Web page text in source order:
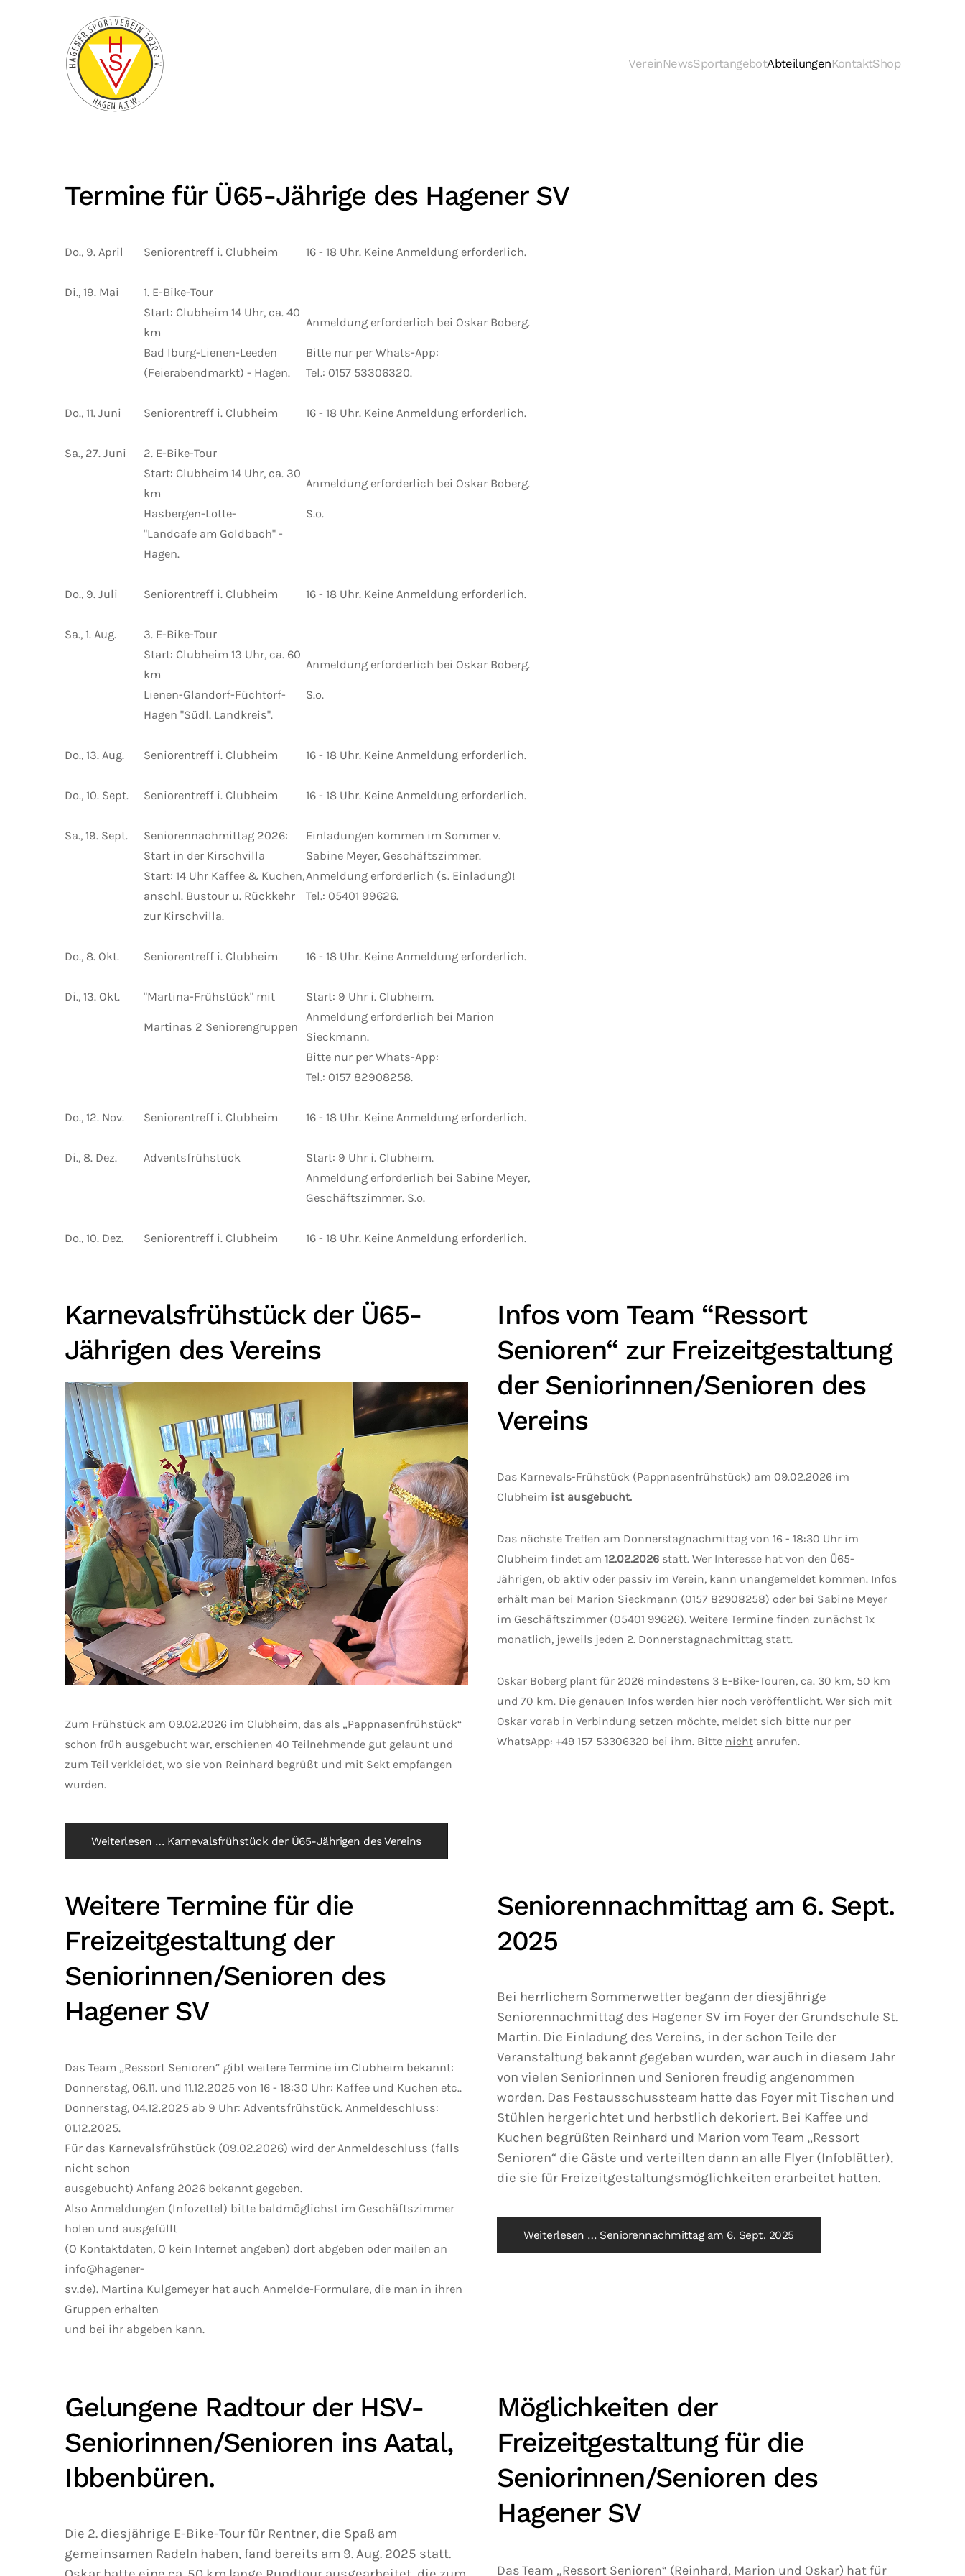
Zum Hauptinhalt springen
VereinNewsSportangebotAbteilungenKontaktShop
Termine für Ü65-Jährige des Hagener SV
Do., 9. April Seniorentreff i. Clubheim 16 - 18 Uhr. Keine Anmeldung erforderlich.
Di., 19. Mai
1. E-Bike-Tour
Start: Clubheim 14 Uhr, ca. 40
km
Anmeldung erforderlich bei Oskar Boberg.
Bad Iburg-Lienen-Leeden
Bitte nur per Whats-App:
(Feierabendmarkt) - Hagen.
Tel.: 0157 53306320.
Do., 11. Juni Seniorentreff i. Clubheim 16 - 18 Uhr. Keine Anmeldung erforderlich.
Sa., 27. Juni
2. E-Bike-Tour
Start: Clubheim 14 Uhr, ca. 30
km
Anmeldung erforderlich bei Oskar Boberg.
Hasbergen-Lotte-
S.o.
"Landcafe am Goldbach" -
Hagen.
Do., 9. Juli Seniorentreff i. Clubheim 16 - 18 Uhr. Keine Anmeldung erforderlich.
Sa., 1. Aug.
3. E-Bike-Tour
Start: Clubheim 13 Uhr, ca. 60
km
Anmeldung erforderlich bei Oskar Boberg.
Lienen-Glandorf-Füchtorf-
S.o.
Hagen "Südl. Landkreis".
Do., 13. Aug. Seniorentreff i. Clubheim 16 - 18 Uhr. Keine Anmeldung erforderlich.
Do., 10. Sept. Seniorentreff i. Clubheim 16 - 18 Uhr. Keine Anmeldung erforderlich.
Sa., 19. Sept. Seniorennachmittag 2026:
Einladungen kommen im Sommer v.
Start in der Kirschvilla
Sabine Meyer, Geschäftszimmer.
Start: 14 Uhr Kaffee & Kuchen,Anmeldung erforderlich (s. Einladung)!
anschl. Bustour u. Rückkehr
Tel.: 05401 99626.
zur Kirschvilla.
Do., 8. Okt. Seniorentreff i. Clubheim 16 - 18 Uhr. Keine Anmeldung erforderlich.
Di., 13. Okt. "Martina-Frühstück" mit Start: 9 Uhr i. Clubheim.
Martinas 2 Seniorengruppen
Anmeldung erforderlich bei Marion
Sieckmann.
Bitte nur per Whats-App:
Tel.: 0157 82908258.
Do., 12. Nov. Seniorentreff i. Clubheim 16 - 18 Uhr. Keine Anmeldung erforderlich.
Di., 8. Dez. Adventsfrühstück
Start: 9 Uhr i. Clubheim.
Anmeldung erforderlich bei Sabine Meyer,
Geschäftszimmer. S.o.
Do., 10. Dez. Seniorentreff i. Clubheim 16 - 18 Uhr. Keine Anmeldung erforderlich.
Karnevalsfrühstück der Ü65-
Jährigen des Vereins
Zum Frühstück am 09.02.2026 im Clubheim, das als „Pappnasenfrühstück“
schon früh ausgebucht war, erschienen 40 Teilnehmende gut gelaunt und
zum Teil verkleidet, wo sie von Reinhard begrüßt und mit Sekt empfangen
wurden.
Weiterlesen … Karnevalsfrühstück der Ü65-Jährigen des Vereins
Infos vom Team “Ressort
Senioren“ zur Freizeitgestaltung
der Seniorinnen/Senioren des
Vereins
Das Karnevals-Frühstück (Pappnasenfrühstück) am 09.02.2026 im
Clubheim ist ausgebucht.
Das nächste Treffen am Donnerstagnachmittag von 16 - 18:30 Uhr im
Clubheim findet am 12.02.2026 statt. Wer Interesse hat von den Ü65-
Jährigen, ob aktiv oder passiv im Verein, kann unangemeldet kommen. Infos
erhält man bei Marion Sieckmann (0157 82908258) oder bei Sabine Meyer
im Geschäftszimmer (05401 99626). Weitere Termine finden zunächst 1x
monatlich, jeweils jeden 2. Donnerstagnachmittag statt.
Oskar Boberg plant für 2026 mindestens 3 E-Bike-Touren, ca. 30 km, 50 km
und 70 km. Die genauen Infos werden hier noch veröffentlicht. Wer sich mit
Oskar vorab in Verbindung setzen möchte, meldet sich bitte nur per
WhatsApp: +49 157 53306320 bei ihm. Bitte nicht anrufen.
Weitere Termine für die
Freizeitgestaltung der
Seniorinnen/Senioren des
Hagener SV
Das Team „Ressort Senioren“ gibt weitere Termine im Clubheim bekannt:
Donnerstag, 06.11. und 11.12.2025 von 16 - 18:30 Uhr: Kaffee und Kuchen etc..
Donnerstag, 04.12.2025 ab 9 Uhr: Adventsfrühstück. Anmeldeschluss:
01.12.2025.
Für das Karnevalsfrühstück (09.02.2026) wird der Anmeldeschluss (falls
nicht schon
ausgebucht) Anfang 2026 bekannt gegeben.
Also Anmeldungen (Infozettel) bitte baldmöglichst im Geschäftszimmer
holen und ausgefüllt
(O Kontaktdaten, O kein Internet angeben) dort abgeben oder mailen an
info@hagener-
sv.de). Martina Kulgemeyer hat auch Anmelde-Formulare, die man in ihren
Gruppen erhalten
und bei ihr abgeben kann.
Seniorennachmittag am 6. Sept.
2025
Bei herrlichem Sommerwetter begann der diesjährige
Seniorennachmittag des Hagener SV im Foyer der Grundschule St.
Martin. Die Einladung des Vereins, in der schon Teile der
Veranstaltung bekannt gegeben wurden, war auch in diesem Jahr
von vielen Seniorinnen und Senioren freudig angenommen
worden. Das Festausschussteam hatte das Foyer mit Tischen und
Stühlen hergerichtet und herbstlich dekoriert. Bei Kaffee und
Kuchen begrüßten Reinhard und Marion vom Team „Ressort
Senioren“ die Gäste und verteilten dann an alle Flyer (Infoblätter),
die sie für Freizeitgestaltungsmöglichkeiten erarbeitet hatten.
Weiterlesen … Seniorennachmittag am 6. Sept. 2025
Gelungene Radtour der HSV-
Seniorinnen/Senioren ins Aatal,
Ibbenbüren.
Die 2. diesjährige E-Bike-Tour für Rentner, die Spaß am
gemeinsamen Radeln haben, fand bereits am 9. Aug. 2025 statt.
Möglichkeiten der
Freizeitgestaltung für die
Seniorinnen/Senioren des
Hagener SV
Das Team „Ressort Senioren“ (Reinhard, Marion und Oskar) hat für